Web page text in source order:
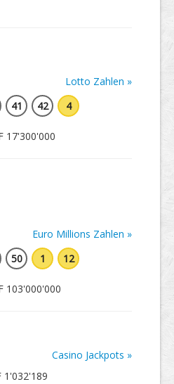
Lotto Zahlen »
41 42 4
17'300'000
Euro Millions Zahlen »
50 1 12
103'000'000
Casino Jackpots »
1'032'189